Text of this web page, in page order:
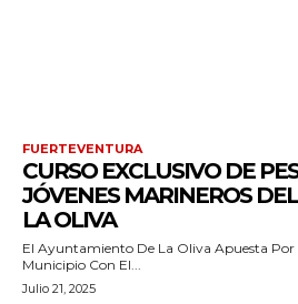
FUERTEVENTURA
CURSO EXCLUSIVO DE
JÓVENES MARINEROS
LA OLIVA
El Ayuntamiento De La Oliva Apuesta Por
Municipio Con El...
Julio 21, 2025